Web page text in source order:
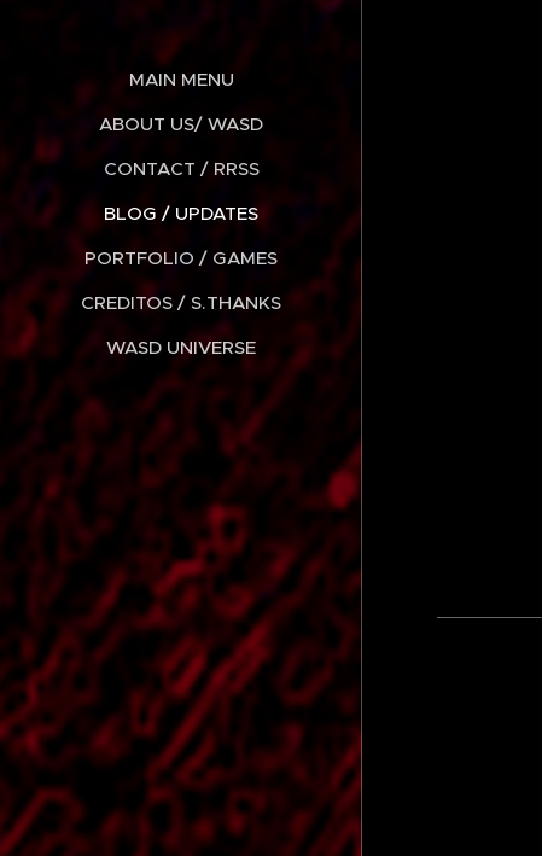
MAIN MENU
ABOUT US/ WASD
CONTACT / RRSS
BLOG / UPDATES
PORTFOLIO / GAMES
CREDITOS / S.THANKS
WASD UNIVERSE